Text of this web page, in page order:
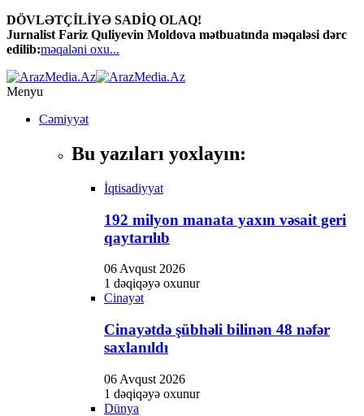
panel
panel
paketleri
DÖVLƏTÇİLİYƏ SADİQ OLAQ!
Jurnalist Fariz Quliyevin Moldova mətbuatında məqaləsi dərc
edilib:məqaləni oxu...
Menyu
Cəmiyyət
Bu yazıları yoxlayın:
İqtisadiyyat
192 milyon manata yaxın vəsait geri
qaytarılıb
06 Avqust 2026
1 dəqiqəyə oxunur
Cinayət
Cinayətdə şübhəli bilinən 48 nəfər
saxlanıldı
06 Avqust 2026
1 dəqiqəyə oxunur
Dünya